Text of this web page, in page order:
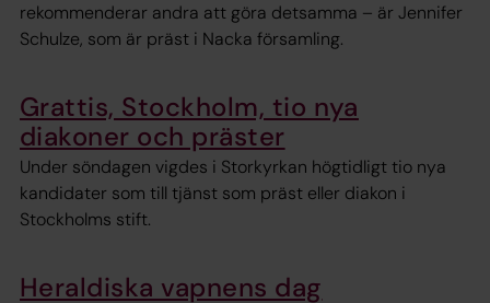
rekommenderar andra att göra detsamma – är Jennifer
Schulze, som är präst i Nacka församling.
Grattis, Stockholm, tio nya
diakoner och präster
Under söndagen vigdes i Storkyrkan högtidligt tio nya
kandidater som till tjänst som präst eller diakon i
Stockholms stift.
Heraldiska vapnens dag